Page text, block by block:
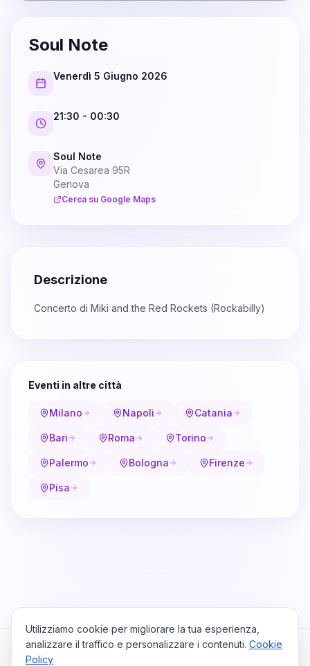
Soul Note
Venerdì 5 Giugno 2026
21:30 - 00:30
Soul Note
Via Cesarea 95R
Genova
Cerca su Google Maps
Descrizione
Concerto di Miki and the Red Rockets (Rockabilly)
Eventi in altre città
Milano Napoli Catania
Bari Roma Torino
Palermo Bologna Firenze
Pisa
Utilizziamo cookie per migliorare la tua esperienza,
analizzare il traffico e personalizzare i contenuti. Cookie
Policy